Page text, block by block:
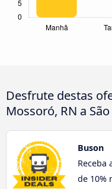
Desfrute destas
Mossoró, RN a
Buson
Receba
de 10%